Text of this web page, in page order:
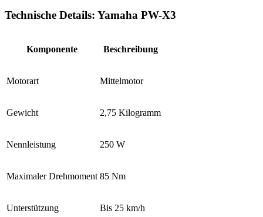
Technische Details: Yamaha PW-X3
Komponente Beschreibung
Motorart Mittelmotor
Gewicht 2,75 Kilogramm
Nennleistung 250 W
Maximaler Drehmoment 85 Nm
Unterstützung Bis 25 km/h